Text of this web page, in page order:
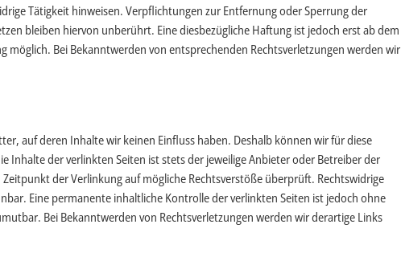
Tätigkeit hinweisen. Verpflichtungen zur Entfernung oder Sperrung der
bleiben hiervon unberührt. Eine diesbezügliche Haftung ist jedoch erst ab dem
Bei Bekanntwerden von entsprechenden Rechtsverletzungen werden wir
auf deren Inhalte wir keinen Einfluss haben. Deshalb können wir für diese
Inhalte der verlinkten Seiten ist stets der jeweilige Anbieter oder Betreiber der
der Verlinkung auf mögliche Rechtsverstöße überprüft. Rechtswidrige
Eine permanente inhaltliche Kontrolle der verlinkten Seiten ist jedoch ohne
Bei Bekanntwerden von Rechtsverletzungen werden wir derartige Links